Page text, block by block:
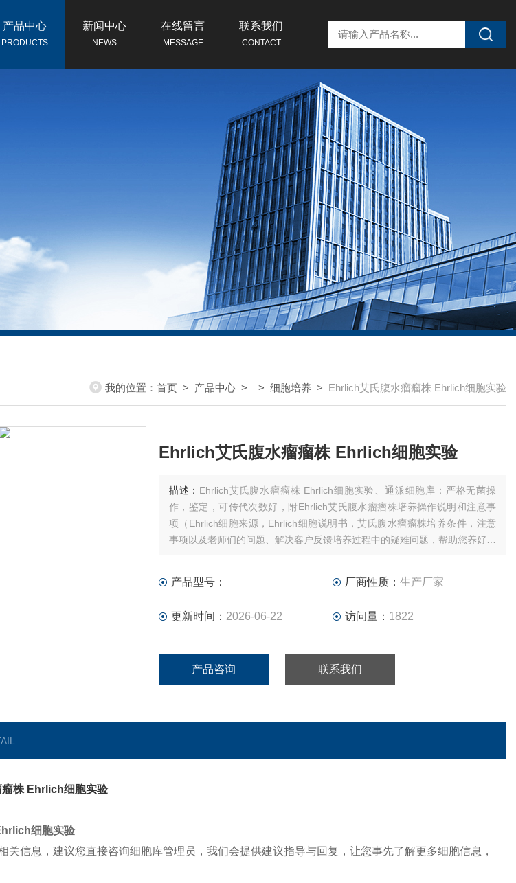
产品中心
PRODUCTS
新闻中心
NEWS
在线留言
MESSAGE
联系我们
CONTACT
我的位置： 首页 > 产品中心 > > 细胞培养 > Ehrlich艾氏腹水瘤瘤株 Ehrlich细胞实验
Ehrlich艾氏腹水瘤瘤株 Ehrlich细胞实验
描述： Ehrlich艾氏腹水瘤瘤株 Ehrlich细胞实验、通派细胞库：严格无菌操
作，鉴定，可传代次数好，附Ehrlich艾氏腹水瘤瘤株培养操作说明和注意事
项（Ehrlich细胞来源，Ehrlich细胞说明书，艾氏腹水瘤瘤株培养条件，注意
事项以及老师们的问题、解决客户反馈培养过程中的疑难问题，帮助您养好细
产品型号： 厂商性质： 生产厂家
更新时间： 2026-06-22 访问量： 1822
产品咨询 联系我们
株 Ehrlich细胞实验
细胞实验
关信息，建议您直接咨询细胞库管理员，我们会提供建议指导与回复，让您事先了解更多细胞信息，